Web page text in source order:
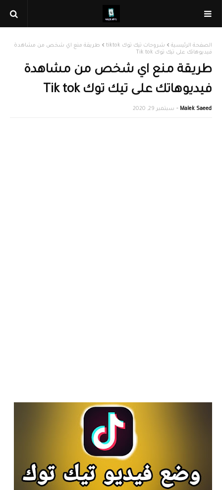
الصفحة الرئيسية شروحات تيك توك tiktok
طريقة منع اي شخص من مشاهدة
فيديوهاتك على تيك توك Tik tok
طريقة منع اي شخص من مشاهدة
فيديوهاتك على تيك توك Tik tok
Malek Saeed سبتمبر 29, 2020